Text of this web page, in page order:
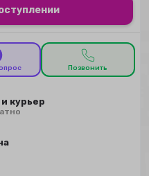
Позвонить
курьер